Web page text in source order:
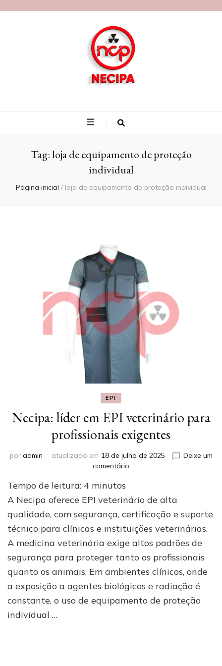
Blog Necipa
Tag:loja de equipamento de proteção
individual
Página inicial / loja de equipamento de proteção individual
EPI
Necipa: líder em EPI veterinário para
profissionais exigentes
por admin atualizado em 18 de julho de 2025
Deixe um
comentário
em
veterinário
para
profissionais
exigentes
Tempo de leitura: 4 minutos
A Necipa oferece EPI veterinário de alta
qualidade, com segurança, certificação e suporte
técnico para clínicas e instituições veterinárias.
A medicina veterinária exige altos padrões de
segurança para proteger tanto os profissionais
quanto os animais. Em ambientes clínicos, onde
a exposição a agentes biológicos e radiação é
constante, o uso de equipamento de proteção
individual …